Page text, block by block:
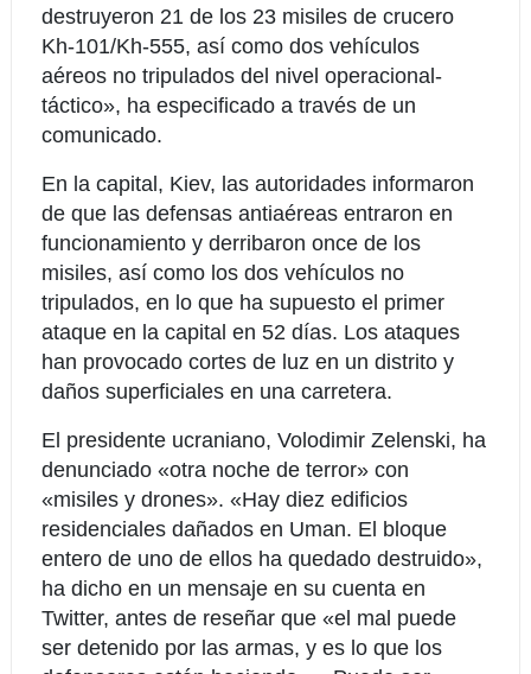
destruyeron 21 de los 23 misiles de crucero
Kh-101/Kh-555, así como dos vehículos
aéreos no tripulados del nivel operacional-
táctico», ha especificado a través de un
comunicado.
En la capital, Kiev, las autoridades informaron
de que las defensas antiaéreas entraron en
funcionamiento y derribaron once de los
misiles, así como los dos vehículos no
tripulados, en lo que ha supuesto el primer
ataque en la capital en 52 días. Los ataques
han provocado cortes de luz en un distrito y
daños superficiales en una carretera.
El presidente ucraniano, Volodimir Zelenski, ha
denunciado «otra noche de terror» con
«misiles y drones». «Hay diez edificios
residenciales dañados en Uman. El bloque
entero de uno de ellos ha quedado destruido»,
ha dicho en un mensaje en su cuenta en
Twitter, antes de reseñar que «el mal puede
ser detenido por las armas, y es lo que los